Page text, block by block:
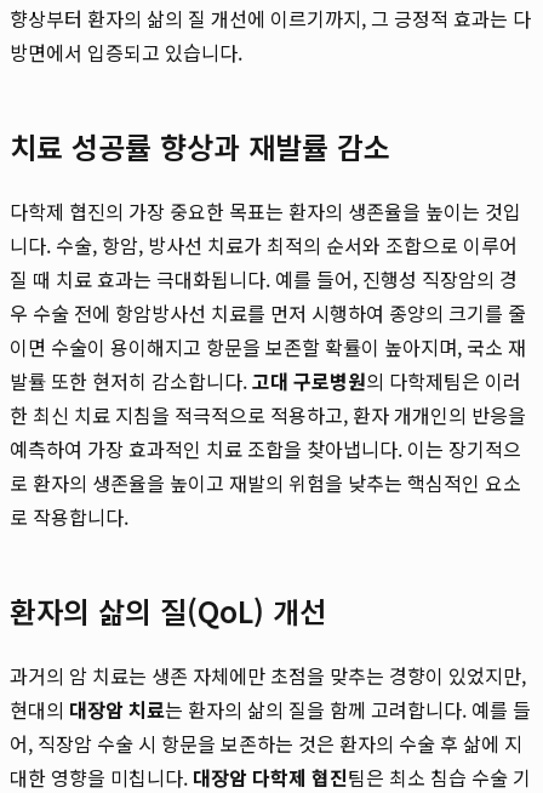
향상부터 환자의 삶의 질 개선에 이르기까지, 그 긍정적 효과는 다
방면에서 입증되고 있습니다.
치료 성공률 향상과 재발률 감소
다학제 협진의 가장 중요한 목표는 환자의 생존율을 높이는 것입
니다. 수술, 항암, 방사선 치료가 최적의 순서와 조합으로 이루어
질 때 치료 효과는 극대화됩니다. 예를 들어, 진행성 직장암의 경
우 수술 전에 항암방사선 치료를 먼저 시행하여 종양의 크기를 줄
이면 수술이 용이해지고 항문을 보존할 확률이 높아지며, 국소 재
발률 또한 현저히 감소합니다.고대 구로병원의 다학제팀은 이러
한 최신 치료 지침을 적극적으로 적용하고, 환자 개개인의 반응을
예측하여 가장 효과적인 치료 조합을 찾아냅니다. 이는 장기적으
로 환자의 생존율을 높이고 재발의 위험을 낮추는 핵심적인 요소
로 작용합니다.
환자의 삶의 질(QoL) 개선
과거의 암 치료는 생존 자체에만 초점을 맞추는 경향이 있었지만,
현대의 대장암 치료는 환자의 삶의 질을 함께 고려합니다. 예를 들
어, 직장암 수술 시 항문을 보존하는 것은 환자의 수술 후 삶에 지
대한 영향을 미칩니다. 대장암 다학제 협진팀은 최소 침습 수술 기